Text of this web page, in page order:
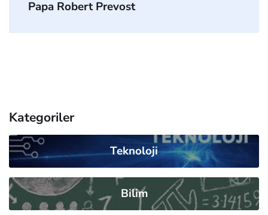
Papa Robert Prevost
Kategoriler
Teknoloji
Bilim